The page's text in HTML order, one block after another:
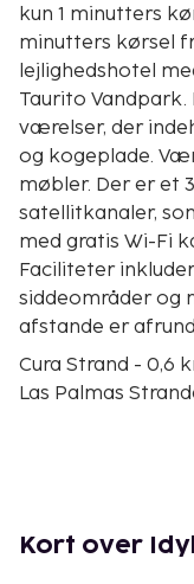
kun 1 minutters
minutters kørsel fra
lejlighedshotel
Taurito Vandpark.
værelser, der
og kogeplade.
møbler. Der er et
satellitkanaler,
med gratis Wi-Fi
Faciliteter
siddeområder og
afstande er
Cura Strand - 0,6
Las Palmas
Playa de Tiritaña
Kort over